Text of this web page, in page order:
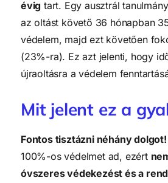
évig tart. Egy ausztrál
az oltást követő 36 hónapban
védelem, majd ezt követően
(23%-ra). Ez azt jelenti, hogy
újraoltásra a védelem
Mit jelent ez a
Fontos tisztázni néhány dolgot!
100%-os védelmet ad, ezért
óvszeres védekezést és a